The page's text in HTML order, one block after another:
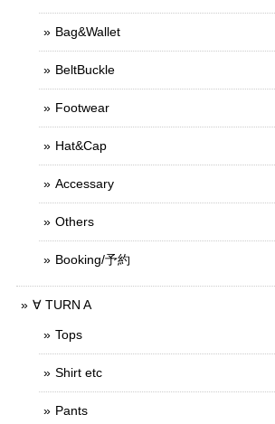
Bag&Wallet
BeltBuckle
Footwear
Hat&Cap
Accessary
Others
Booking/予約
∀ TURN A
Tops
Shirt etc
Pants